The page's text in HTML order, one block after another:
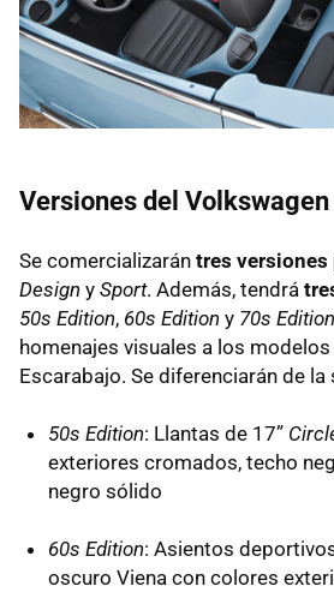
Versiones del
Se comercializarán tres
Design y Sport. Además, tendrá
50s Edition, 60s Edition y 70s Edition
homenajes visuales a los
Escarabajo. Se diferenciarán de
50s Edition: Llantas de 17”
exteriores cromados, techo
negro sólido
60s Edition: Asientos
oscuro Viena con colores